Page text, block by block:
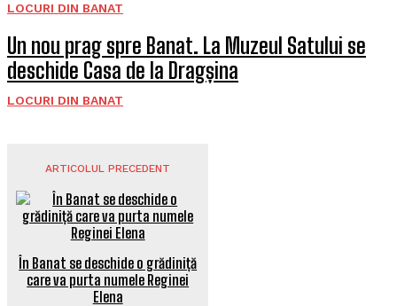
LOCURI DIN BANAT
Un nou prag spre Banat. La Muzeul Satului se
deschide Casa de la Dragșina
LOCURI DIN BANAT
ARTICOLUL PRECEDENT
În Banat se deschide o grădiniță
care va purta numele Reginei
Elena